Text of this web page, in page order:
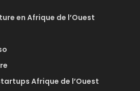
en Afrique de l’Ouest
Afrique de l’Ouest